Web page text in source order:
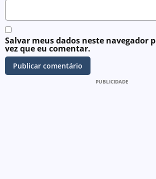
Salvar meus dados neste navegador
vez que eu comentar.
PUBLICIDADE